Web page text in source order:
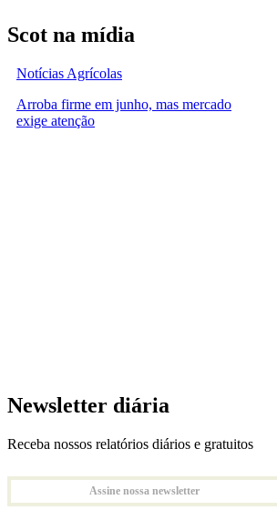
Scot na mídia
Notícias Agrícolas
Arroba firme em junho, mas mercado
exige atenção
Newsletter diária
Receba nossos relatórios diários e gratuitos
Assine nossa newsletter